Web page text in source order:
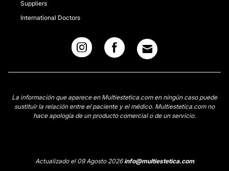
Suppliers
International Doctors
La información que aparece en Multiestetica.com en ningún caso puede
sustituir la relación entre el paciente y el médico. Multiestetica.com no
hace apología de un producto comercial o de un servicio.
Actualizado el 09 Agosto 2026info@multiestetica.com